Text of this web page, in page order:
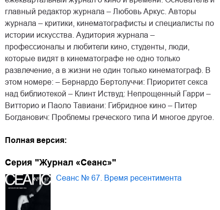
главный редактор журнала – Любовь Аркус. Авторы
журнала – критики, кинематографисты и специалисты по
истории искусства. Аудитория журнала –
профессионалы и любители кино, студенты, люди,
которые видят в кинематографе не одно только
развлечение, а в жизни не один только кинематограф. В
этом номере: – Бернардо Бертолуччи: Приоритет секса
над библиотекой – Клинт Иствуд: Непрощенный Гарри –
Витторио и Паоло Тавиани: Гибридное кино – Питер
Богданович: Проблемы греческого типа И многое другое.
Полная версия:
Серия "Журнал «Сеанс»"
Сеанс № 67. Время ресентимента